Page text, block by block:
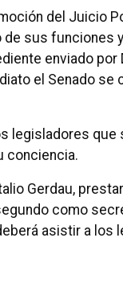
del Juicio
de sus funciones
enviado por
el Senado se
legisladores que
conciencia.
Gerdau,
como
asistir a los